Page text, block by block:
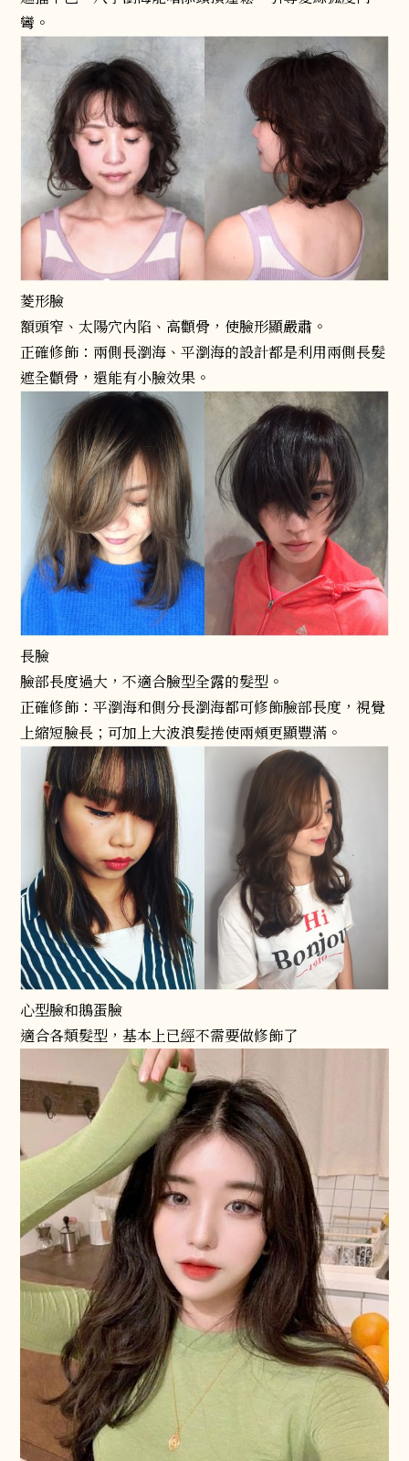
彎。
菱形臉
額頭窄、太陽穴內陷、高顴骨，使臉形顯嚴肅。
正確修飾：兩側長瀏海、平瀏海的設計都是利用兩側長髮
遮全顴骨，還能有小臉效果。
長臉
臉部長度過大，不適合臉型全露的髮型。
正確修飾：平瀏海和側分長瀏海都可修飾臉部長度，視覺
上縮短臉長；可加上大波浪髮捲使兩頰更顯豐滿。
心型臉和鵝蛋臉
適合各類髮型，基本上已經不需要做修飾了